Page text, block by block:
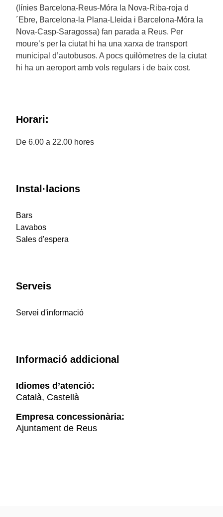
(línies Barcelona-Reus-Móra la Nova-Riba-roja d
´Ebre, Barcelona-la Plana-Lleida i Barcelona-Móra la
Nova-Casp-Saragossa) fan parada a Reus. Per
moure’s per la ciutat hi ha una xarxa de transport
municipal d’autobusos. A pocs quilòmetres de la ciutat
hi ha un aeroport amb vols regulars i de baix cost.
Horari:
De 6.00 a 22.00 hores
Instal·lacions
Bars
Lavabos
Sales d'espera
Serveis
Servei d'informació
Informació addicional
Idiomes d’atenció:
Català, Castellà
Empresa concessionària:
Ajuntament de Reus